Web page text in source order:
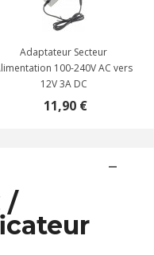
Adaptateur Secteur
100-240V AC vers
12V 3A DC
11,90 €
/